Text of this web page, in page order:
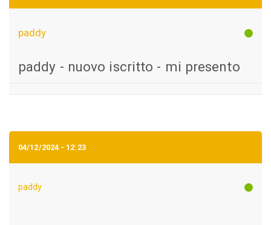
paddy
paddy - nuovo iscritto - mi presento
04/12/2024 - 12:23
paddy